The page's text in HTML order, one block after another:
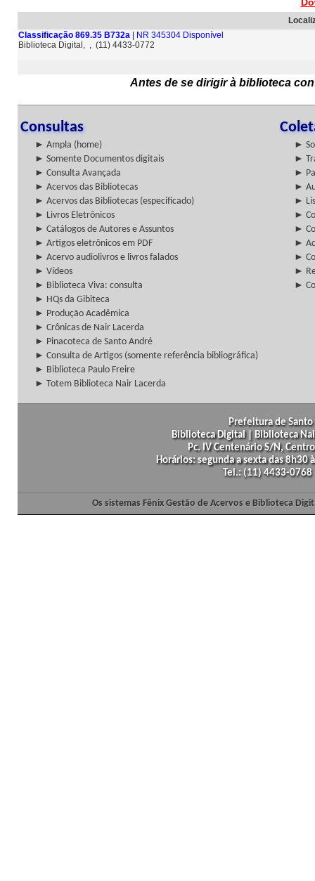
Classificação 869.35 B732a | NR 345304 Disponível
Biblioteca Digital, , (11) 4433-0772
Antes de se dirigir à biblioteca
Consultas
► Ampla (home)
►
► Somente Documentos digitais
►
► Consulta Avançada
►
► Acervos das Bibliotecas
►
► Acervos das Bibliotecas (especificado)
►
► Livros Eletrônicos
►
► Catálogos de Autores e Assuntos
►
► Artigos eletrônicos em PDF
►
► Acervo audiolivros e livros falados
►
► Vídeos
►
► Biblioteca Viva: consulta
►
► HQs da Gibiteca
► Produção Acadêmica
► Crônicas de Nair Lacerda
► Pinacoteca de Santo André
► Consulta de Artigos (somente referência bibliográfica)
► Biblioteca Paulo Freire
► Totem Biblioteca Nair Lacerda
Prefeitura de
Biblioteca Digital | Biblioteca
Pc. IV Centenário S/N,
Horários: segunda a sexta das
Tel.: (11) 4433-
Os sistemas Fênix Gestão de Acervos e Biblioteca